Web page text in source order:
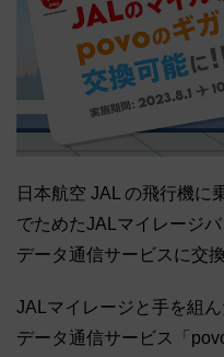
日本航空 JAL の飛行機に
でためたJALマイレージ
データ通信サービスに交
JALマイレージと手を組
データ通信サービス「